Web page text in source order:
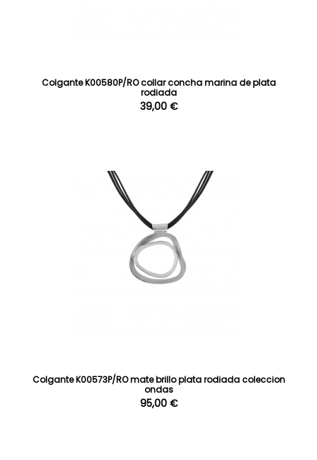
Colgante K00580P/RO collar concha marina de plata
rodiada
39,00 €
Colgante K00573P/RO mate brillo plata rodiada coleccion
ondas
95,00 €